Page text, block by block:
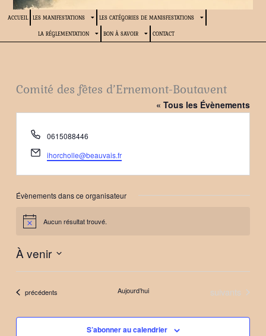
ACCUEIL LES MANIFESTATIONS LES CATÉGORIES DE MANISFESTATIONS
LA RÉGLEMENTATION BON À SAVOIR CONTACT
Comité des fêtes d’Ernemont-Boutavent
« Tous les Évènements
Téléphone
0615088446
Email
ihorcholle@beauvais.fr
Évènements dans ce organisateur
Notice Aucun résultat trouvé.
À venir
Sélectionnez
date.Évènements
précédents Aujourd’hui Évènements
suivants
S’abonner au calendrier